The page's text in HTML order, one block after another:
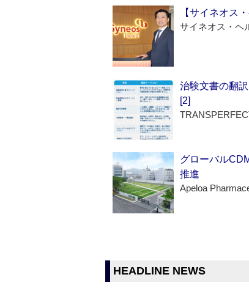
【サイネオス
サイネオス・ヘ
治験文書の翻
[2]
グローバル
推進
Apeloa
HEADLINE NEWS